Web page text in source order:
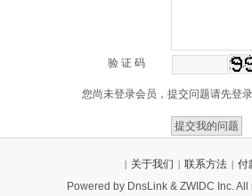
验 证 码
您尚未登录会员，提交问题请先登
Powered by DnsLink & ZWIDC Inc.
| 关于我们 | 联系方法 | 付